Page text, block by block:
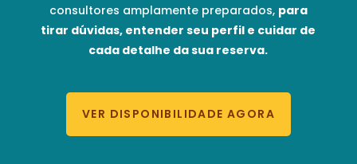
consultores amplamente preparados, para
tirar dúvidas, entender seu perfil e cuidar de
cada detalhe da sua reserva.
VER DISPONIBILIDADE AGORA